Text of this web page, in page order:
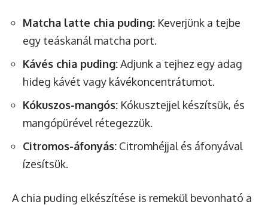
Matcha latte chia puding: Keverjünk a tejbe
egy teáskanál matcha port.
Kávés chia puding:Adjunk a tejhez egy adag
hideg kávét vagy kávékoncentrátumot.
Kókuszos-mangós: Kókusztejjel készítsük, és
mangópürével rétegezzük.
Citromos-áfonyás: Citromhéjjal és áfonyával
ízesítsük.
A chia puding elkészítése is remekül bevonható a